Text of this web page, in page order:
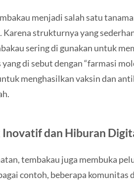
menjadi salah satu
strukturnya yang
sering di gunakan untuk
di sebut dengan “farmasi
menghasilkan vaksin dan
Inovatif dan Hiburan
tembakau juga membuka
contoh, beberapa komunitas